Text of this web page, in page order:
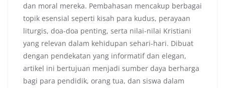
dan moral mereka. Pembahasan mencakup berbagai
topik esensial seperti kisah para kudus, perayaan
liturgis, doa-doa penting, serta nilai-nilai Kristiani
yang relevan dalam kehidupan sehari-hari. Dibuat
dengan pendekatan yang informatif dan elegan,
artikel ini bertujuan menjadi sumber daya berharga
bagi para pendidik, orang tua, dan siswa dalam